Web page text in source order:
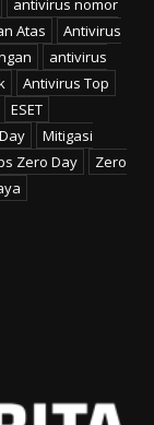
Atas
Antivirus
antivirus
Antivirus Top
ESET
Mitigasi
Zero Day
Zero